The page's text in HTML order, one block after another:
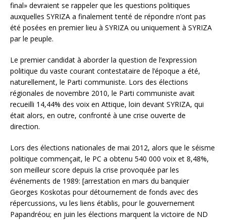
final» devraient se rappeler que les questions politiques
auxquelles SYRIZA a finalement tenté de répondre n’ont pas
été posées en premier lieu à SYRIZA ou uniquement à SYRIZA
par le peuple.
Le premier candidat à aborder la question de l’expression
politique du vaste courant contestataire de l’époque a été,
naturellement, le Parti communiste. Lors des élections
régionales de novembre 2010, le Parti communiste avait
recueilli 14,44% des voix en Attique, loin devant SYRIZA, qui
était alors, en outre, confronté à une crise ouverte de
direction.
Lors des élections nationales de mai 2012, alors que le séisme
politique commençait, le PC a obtenu 540 000 voix et 8,48%,
son meilleur score depuis la crise provoquée par les
événements de 1989: [arrestation en mars du banquier
Georges Koskotas pour détournement de fonds avec des
répercussions, vu les liens établis, pour le gouvernement
Papandréou; en juin les élections marquent la victoire de ND